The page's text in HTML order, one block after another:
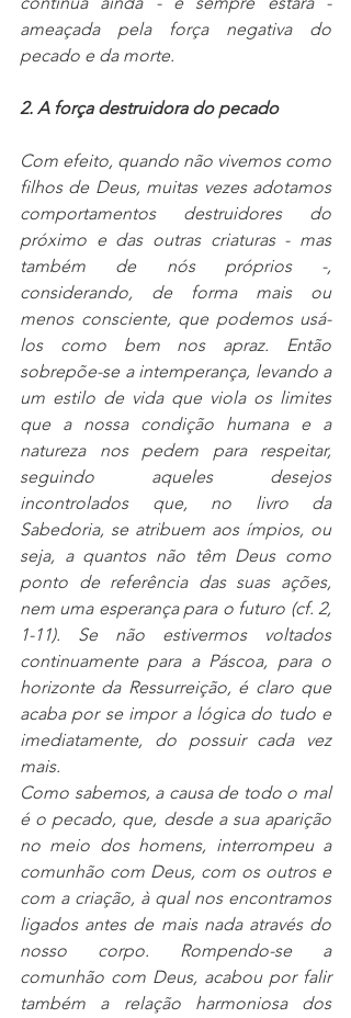
ameaçada pela força negativa do
pecado e da morte.
2. A força destruidora do pecado
Com efeito, quando não vivemos como
filhos de Deus, muitas vezes adotamos
comportamentos destruidores do
próximo e das outras criaturas - mas
também de nós próprios -,
considerando, de forma mais ou
menos consciente, que podemos usá-
los como bem nos apraz. Então
sobrepõe-se a intemperança, levando a
um estilo de vida que viola os limites
que a nossa condição humana e a
natureza nos pedem para respeitar,
seguindo aqueles desejos
incontrolados que, no livro da
Sabedoria, se atribuem aos ímpios, ou
seja, a quantos não têm Deus como
ponto de referência das suas ações,
nem uma esperança para o futuro (cf. 2,
1-11). Se não estivermos voltados
continuamente para a Páscoa, para o
horizonte da Ressurreição, é claro que
acaba por se impor a lógica do tudo e
imediatamente, do possuir cada vez
mais.
Como sabemos, a causa de todo o mal
é o pecado, que, desde a sua aparição
no meio dos homens, interrompeu a
comunhão com Deus, com os outros e
com a criação, à qual nos encontramos
ligados antes de mais nada através do
nosso corpo. Rompendo-se a
comunhão com Deus, acabou por falir
também a relação harmoniosa dos